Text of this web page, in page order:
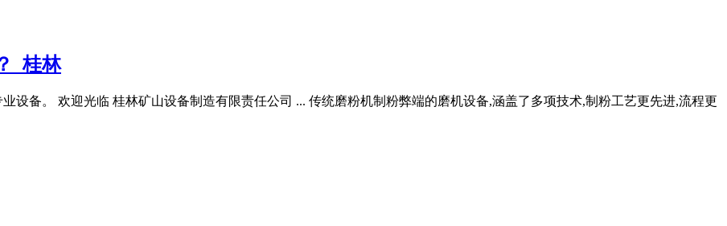
_桂林
设备。 欢迎光临 桂林矿山设备制造有限责任公司 ... 传统磨粉机制粉弊端的磨机设备,涵盖了多项技术,制粉工艺更先进,流程更